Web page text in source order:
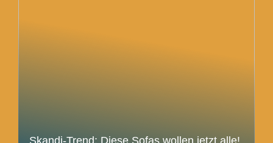
Skandi-Trend: Diese Sofas wollen jetzt alle!